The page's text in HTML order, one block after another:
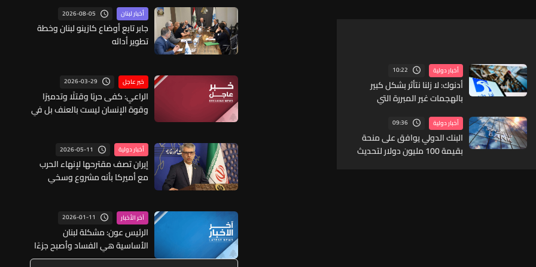
أخبار دولية 10:22
أدنوك: لا زلنا نتأثر بشكل كبير
بالهجمات غير المبررة التي
أخبار دولية 09:36
البنك الدولي يوافق على منحة
بقيمة 100 مليون دولار لتحديث
أخبار لبنان 2026-08-05
جابر تابع أوضاع كازينو لبنان وخطة
تطوير أدائه
خبر عاجل 2026-03-29
الراعي: كفى حربًا وقتلًا وتدميرًا
وقوة الإنسان ليست بالعنف بل في
أخبار دولية 2026-05-11
إيران تصف مقترحها لإنهاء الحرب
مع أميركا بأنه مشروع وسخي
آخر الأخبار 2026-01-11
الرئيس عون: مشكلة لبنان
الأساسية هي الفساد وأصبح جزءًا
من ثقافتنا لأنّ القضاء كان غائبًا أمّا